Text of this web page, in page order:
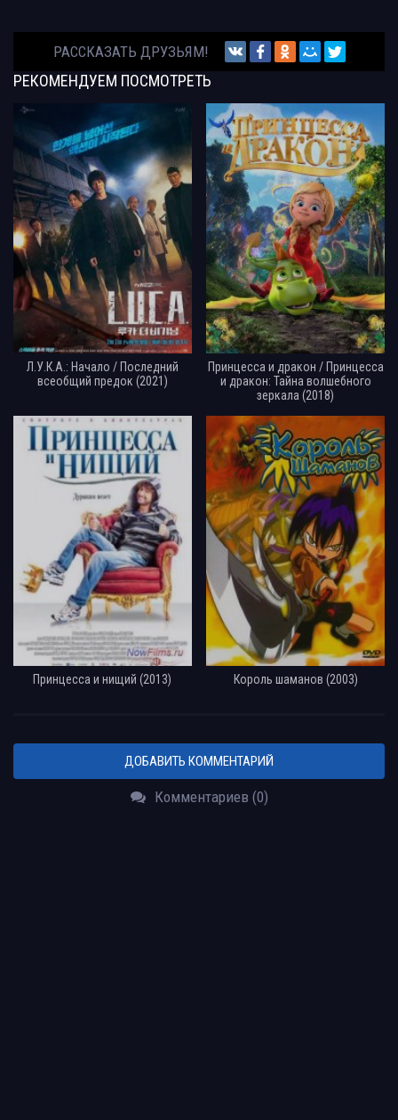
РАССКАЗАТЬ ДРУЗЬЯМ!
РЕКОМЕНДУЕМ ПОСМОТРЕТЬ
Л.У.К.А.: Начало / Последний
всеобщий предок (2021)
Принцесса и дракон / Принцесса
и дракон: Тайна волшебного
зеркала (2018)
Принцесса и нищий (2013) Король шаманов (2003)
ДОБАВИТЬ КОММЕНТАРИЙ
Комментариев (0)